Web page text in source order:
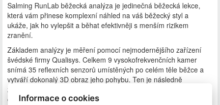
Informace o cookies
Salming RunLab běžecká analýza je jedinečná běžecká lekce,
která vám přinese komplexní náhled na váš běžecký styl a
ukáže, jak ho vylepšit a běhat efektivněji s menším rizikem
zranění.
Základem analýzy je měření pomocí nejmodernějšího zařízení
švédské firmy Qualisys. Celkem 9 vysokofrekvenčních kamer
snímá 35 reflexních senzorů umístěných po celém těle běžce a
vytváří dokonalý 3D obraz jeho pohybu. Ten je následně
zpracován sofistikovaným softwarem, který porovnává jednotlivé
části pohybu s ideálním běžeckým stylem.